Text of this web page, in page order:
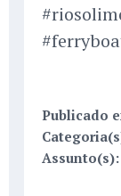
Publicado
Assunto(s):